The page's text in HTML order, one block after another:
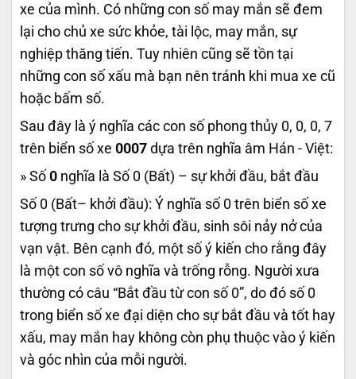
xe của mình. Có những con số may mắn sẽ đem
lại cho chủ xe sức khỏe, tài lộc, may mắn, sự
nghiệp thăng tiến. Tuy nhiên cũng sẽ tồn tại
những con số xấu mà bạn nên tránh khi mua xe cũ
hoặc bấm số.
Sau đây là ý nghĩa các con số phong thủy 0, 0, 0, 7
trên biển số xe 0007 dựa trên nghĩa âm Hán - Việt:
» Số 0 nghĩa là Số 0 (Bất) – sự khởi đầu, bắt đầu
Số 0 (Bất– khởi đầu): Ý nghĩa số 0 trên biển số xe
tượng trưng cho sự khởi đầu, sinh sôi nảy nở của
vạn vật. Bên cạnh đó, một số ý kiến cho rằng đây
là một con số vô nghĩa và trống rỗng. Người xưa
thường có câu “Bắt đầu từ con số 0”, do đó số 0
trong biển số xe đại diện cho sự bắt đầu và tốt hay
xấu, may mắn hay không còn phụ thuộc vào ý kiến
và góc nhìn của mỗi người.